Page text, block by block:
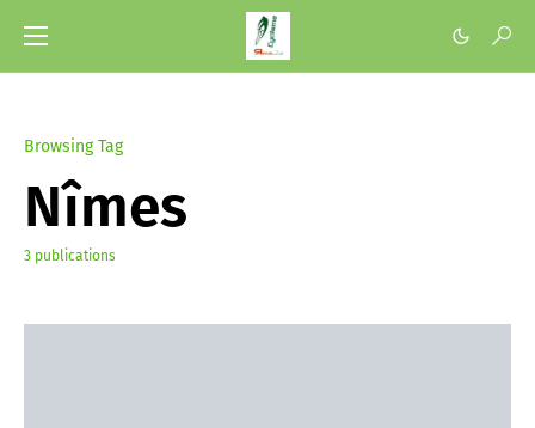
Browsing Tag
Nîmes
3 publications